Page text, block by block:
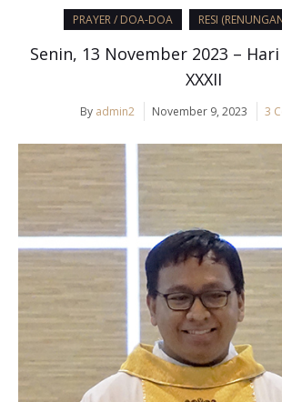
PRAYER / DOA-DOA RESI
Senin, 13 November 2023 –
XXXII
By admin2 November 9, 2023 3